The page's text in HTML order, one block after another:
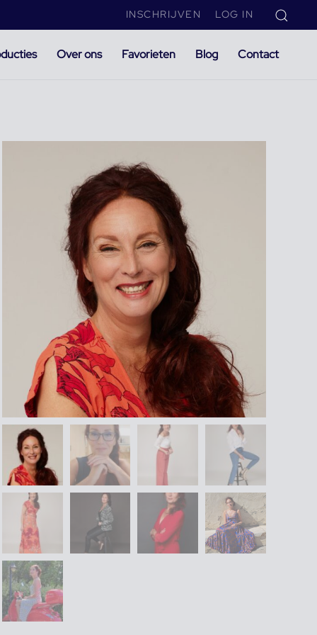
INSCHRIJVEN LOG IN
Over ons Favorieten Blog Contact